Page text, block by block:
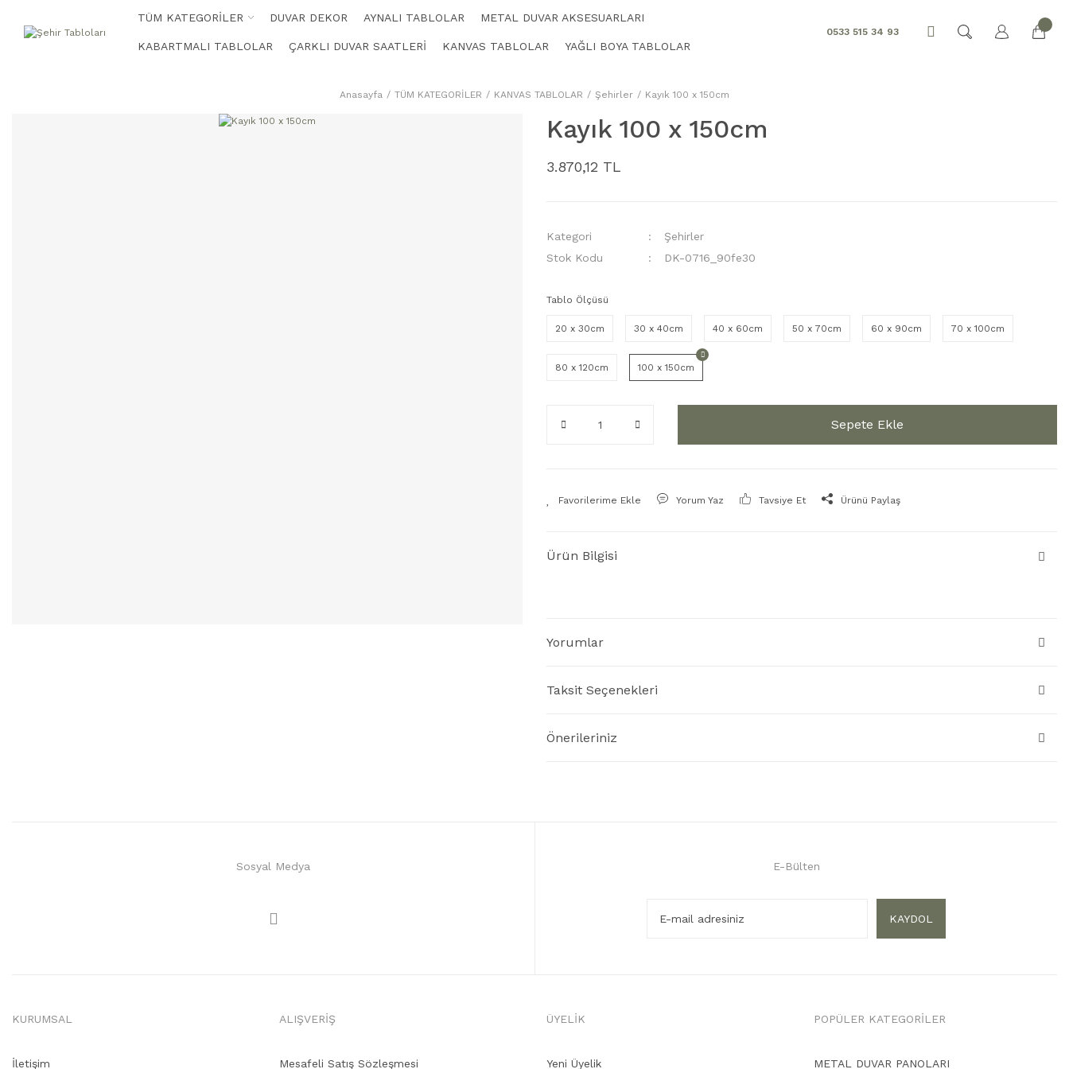
TÜM KATEGORİLER DUVAR DEKOR AYNALI TABLOLAR METAL DUVAR AKSESUARLARI
KABARTMALI TABLOLAR ÇARKLI DUVAR SAATLERİ KANVAS TABLOLAR YAĞLI BOYA TABLOLAR
0533 515 34 93
Anasayfa TÜM KATEGORİLER KANVAS TABLOLAR Şehirler Kayık 100 x 150cm
Kayık 100 x 150cm
3.870,12 TL
Kategori
Şehirler
Stok Kodu
DK-0716_90fe30
Tablo Ölçüsü
20 x 30cm 30 x 40cm 40 x 60cm 50 x 70cm 60 x 90cm 70 x 100cm
80 x 120cm 100 x 150cm
Sepete Ekle
Yorum Yaz Tavsiye Et Ürünü Paylaş
Ürün Bilgisi
Yorumlar
Taksit Seçenekleri
Önerileriniz
Sosyal Medya E-Bülten
KAYDOL
KURUMSAL
İletişim
ALIŞVERİŞ
Mesafeli Satış Sözleşmesi
ÜYELİK
Yeni Üyelik
POPÜLER KATEGORİLER
METAL DUVAR PANOLARI